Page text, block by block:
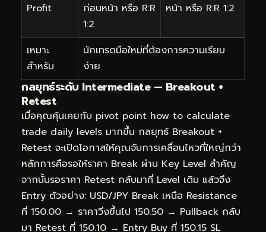
Profit
ก่อนหน้า หรือ R:R
1:2
หน้า หรือ R:R 1:2
เหมาะ
สำหรับ
นักเทรดมือใหม่ที่ต้องการความเรียบ
ง่าย
กลยุทธ์ระดับ Intermediate — Breakout +
Retest
เมื่อคุณคุ้นเคยกับ pivot point how to calculate
trade daily levels มากขึ้น กลยุทธ์ Breakout +
Retest จะเปิดโอกาสให้คุณจับการเคลื่อนไหวที่ใหญ่กว่า
หลักการคือรอให้ราคา Break ผ่าน Key Level สำคัญ
จากนั้นรอราคา Retest กลับมาที่ Level เดิม แล้วจึง
Entry ตัวอย่าง: USD/JPY Break เหนือ Resistance
ที่ 150.00 → ราคาวิ่งขึ้นไป 150.50 → Pullback กลับ
มา Retest ที่ 150.10 → Entry Buy ที่ 150.15 SL